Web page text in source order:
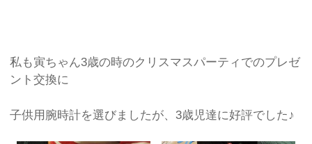
私も寅ちゃん3歳の時のクリスマスパーティでのプレゼ
ント交換に
子供用腕時計を選びましたが、3歳児達に好評でした♪